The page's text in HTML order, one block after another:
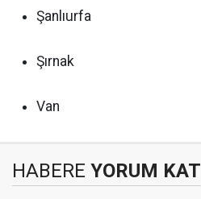
Şanlıurfa
Şırnak
Van
HABERE YORUM KAT